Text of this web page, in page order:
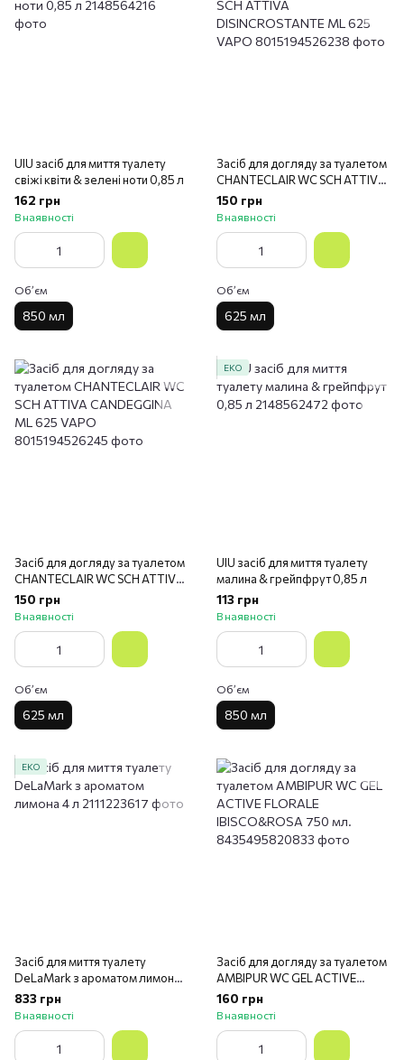
UIU засіб для миття туалету
свіжі квіти & зелені ноти 0,85 л
162 грн
В наявності
Обʼєм
850 мл
Засіб для догляду за туалетом
CHANTECLAIR WC SCH ATTIVA
DISINCROSTANTE ML 625
VAPO
150 грн
В наявності
Обʼєм
625 мл
Засіб для догляду за туалетом
CHANTECLAIR WC SCH ATTIVA
CANDEGGINA ML 625 VAPO
150 грн
В наявності
Обʼєм
625 мл
ЕКО
UIU засіб для миття туалету
малина & грейпфрут 0,85 л
113 грн
В наявності
Обʼєм
850 мл
ЕКО
Засіб для миття туалету
DeLaMark з ароматом лимона
4 л
833 грн
В наявності
Засіб для догляду за туалетом
AMBIPUR WC GEL ACTIVE
FLORALE IBISCO&ROSA 750
мл.
160 грн
В наявності